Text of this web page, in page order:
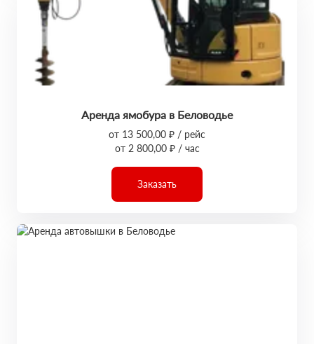
Аренда ямобура в Беловодье
от 13 500,00 ₽ / рейс
от 2 800,00 ₽ / час
Заказать